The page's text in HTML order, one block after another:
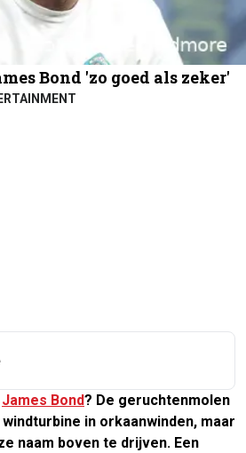
Bond 'zo goed als zeker'
James Bond? De geruchtenmolen
in orkaanwinden, maar
naam boven te drijven. Een